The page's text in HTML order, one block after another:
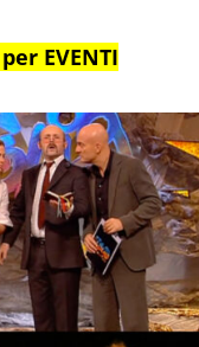
EVENTI